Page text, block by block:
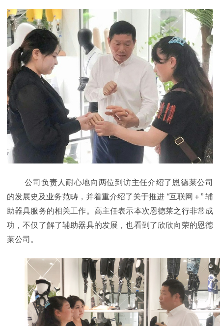
公司负责人耐心地向两位到访主任介绍了恩德莱公司
的发展史及业务范畴，并着重介绍了关于推进 “互联网＋” 辅
助器具服务的相关工作。高主任表示本次恩德莱之行非常成
功，不仅了解了辅助器具的发展，也看到了欣欣向荣的恩德
莱公司。